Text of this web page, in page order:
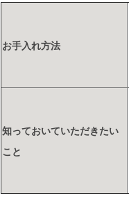
お手入れ方法
知っておいていただきたい
こと